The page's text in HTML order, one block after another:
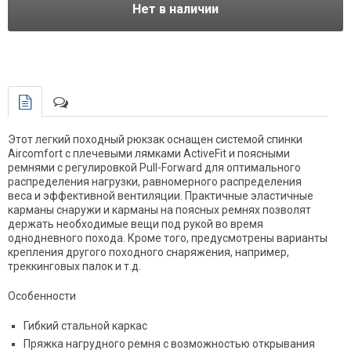
Нет в наличии
Этот легкий походный рюкзак оснащен системой спинки
Aircomfort с плечевыми лямками ActiveFit и поясными
ремнями с регулировкой Pull-Forward для оптимального
распределения нагрузки, равномерного распределения
веса и эффективной вентиляции. Практичные эластичные
карманы снаружи и карманы на поясных ремнях позволят
держать необходимые вещи под рукой во время
однодневного похода. Кроме того, предусмотрены варианты
крепления другого походного снаряжения, например,
треккинговых палок и т.д.
Особенности
Гибкий стальной каркас
Пряжка нагрудного ремня с возможностью открывания